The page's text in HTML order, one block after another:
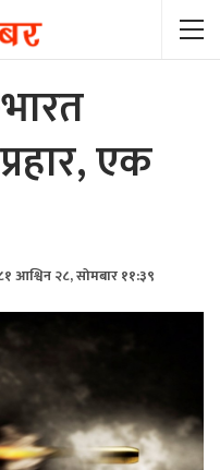
एक
आश्विन २८, सोमबार ११:३९